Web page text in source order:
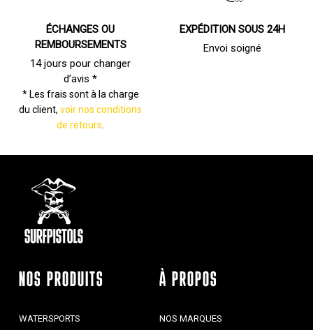
ÉCHANGES OU
REMBOURSEMENTS
14 jours pour changer
d’avis *
* Les frais sont à la charge
du client,voir nos conditions
de retours
EXPÉDITION SOUS 24H
Envoi soigné
NOS PRODUITS
WATERSPORTS
À PROPOS
NOS MARQUES